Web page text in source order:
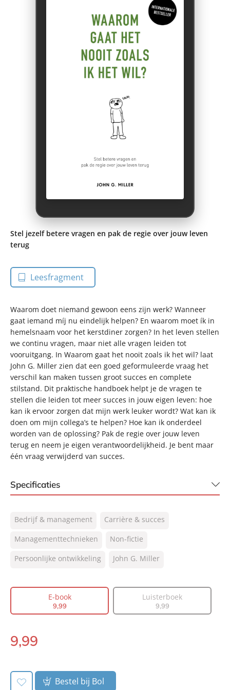
Stel jezelf betere vragen en pak de regie over jouw leven
terug
Leesfragment
Waarom doet niemand gewoon eens zijn werk? Wanneer
gaat iemand míj nu eindelijk helpen? En waarom moet ík in
hemelsnaam voor het kerstdiner zorgen? In het leven stellen
we continu vragen, maar niet alle vragen leiden tot
vooruitgang. In Waarom gaat het nooit zoals ik het wil? laat
John G. Miller zien dat een goed geformuleerde vraag het
verschil kan maken tussen groot succes en complete
stilstand. Dit praktische handboek helpt je de vragen te
stellen die leiden tot meer succes in jouw eigen leven: hoe
kan ik ervoor zorgen dat mijn werk leuker wordt? Wat kan ik
doen om mijn collega’s te helpen? Hoe kan ik onderdeel
worden van de oplossing? Pak de regie over jouw leven
terug en neem je eigen verantwoordelijkheid. Je bent maar
één vraag verwijderd van succes.
Specificaties
NUR:
770
Type:
E-book
Auteur(s):
John G. Miller
Aantal pagina's:
Uitgever:
Lev.
Bedrijf & management
Carrière & succes
Managementtechnieken
Non-fictie
Persoonlijke ontwikkeling
John G. Miller
E-book
9,99
Luisterboek
9,99
E-
9,99
Bestel bij Bol